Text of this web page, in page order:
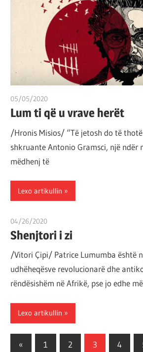
05/05/2020
Lum ti që u vrave herët
/Hronis Misios/ “Të jetosh do të
shkruante Antonio Gramsci, një ndër
mëdhenj të
Lexo artikullin
04/26/2020
Shenjtori i zi
/Vitori Çipi/ Patrice Lumumba është
udhëheqësve revolucionarë dhe
rëndësishëm në Afrikë, pse jo edhe më
Lexo artikullin
Posts
« Previous
1 2 3 4